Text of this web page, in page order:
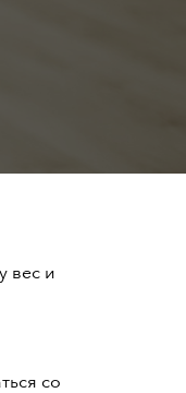
вес и
со